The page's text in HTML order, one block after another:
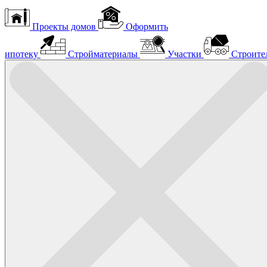
Проекты домов Оформить
ипотеку Стройматериалы Участки